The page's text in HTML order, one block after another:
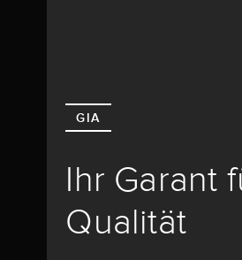
GIA
Ihr Garant
Qualität